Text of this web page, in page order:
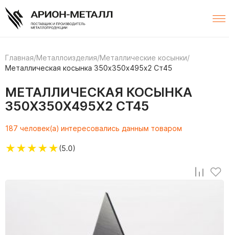
Главная/Металлоизделия/Металлические косынки/
Металлическая косынка 350х350х495х2 Ст45
МЕТАЛЛИЧЕСКАЯ КОСЫНКА
350Х350Х495Х2 СТ45
187 человек(а) интересовались данным товаром
★★★★★(5.0)